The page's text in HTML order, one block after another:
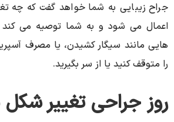
جراح زیبایی به شما خواهد گفت که چه
اعمال می شود و به شما توصیه می کند
هایی مانند سیگار کشیدن، یا مصرف
را متوقف کنید یا از سر بگیرید.
روز جراحی تغییر شکل